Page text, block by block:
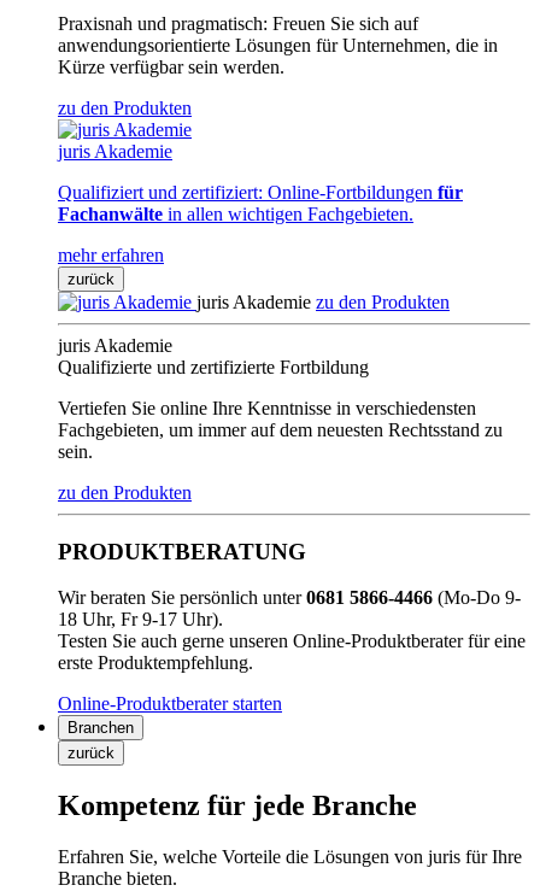
Praxisnah und pragmatisch: Freuen Sie sich auf
anwendungsorientierte Lösungen für Unternehmen, die in
Kürze verfügbar sein werden.
zu den Produkten
juris Akademie
Qualifiziert und zertifiziert: Online-Fortbildungen für
Fachanwälte in allen wichtigen Fachgebieten.
mehr erfahren
zurück
juris Akademie zu den Produkten
juris Akademie
Qualifizierte und zertifizierte Fortbildung
Vertiefen Sie online Ihre Kenntnisse in verschiedensten
Fachgebieten, um immer auf dem neuesten Rechtsstand zu
sein.
zu den Produkten
PRODUKTBERATUNG
Wir beraten Sie persönlich unter0681 5866-4466 (Mo-Do 9-
18 Uhr, Fr 9-17 Uhr).
Testen Sie auch gerne unseren Online-Produktberater für eine
erste Produktempfehlung.
Online-Produktberater starten
Branchen
zurück
Kompetenz für jede Branche
Erfahren Sie, welche Vorteile die Lösungen von juris für Ihre
Branche bieten.